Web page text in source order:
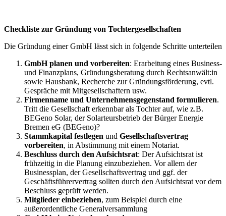
Checkliste zur Gründung von Tochtergesellschaften
Die Gründung einer GmbH lässt sich in folgende Schritte unterteilen
GmbH planen und vorbereiten: Erarbeitung eines Business-
und Finanzplans, Gründungsberatung durch Rechtsanwält:in
sowie Hausbank, Recherche zur Gründungsförderung, evtl.
Gespräche mit Mitgesellschaftern usw.
Firmenname und Unternehmensgegenstand formulieren.
Tritt die Gesellschaft erkennbar als Tochter auf, wie z.B.
BEGeno Solar, der Solarteursbetrieb der Bürger Energie
Bremen eG (BEGeno)?
Stammkapital festlegen und Gesellschaftsvertrag
vorbereiten, in Abstimmung mit einem Notariat.
Beschluss durch den Aufsichtsrat: Der Aufsichtsrat ist
frühzeitig in die Planung einzubeziehen. Vor allem der
Businessplan, der Gesellschaftsvertrag und ggf. der
Geschäftsführervertrag sollten durch den Aufsichtsrat vor dem
Beschluss geprüft werden.
Mitglieder einbeziehen, zum Beispiel durch eine
außerordentliche Generalversammlung